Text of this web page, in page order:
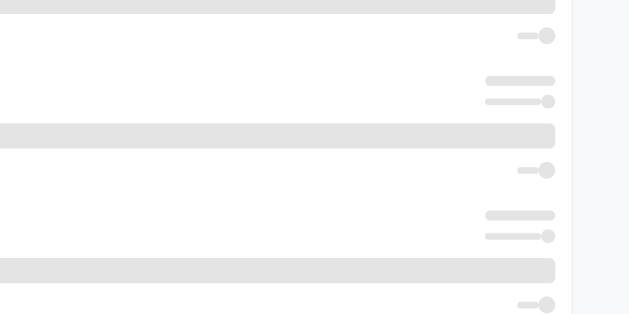
بررسی پاسخنامه‌های کتاب فیزیک یازدهم تجربی سیر تا پیاز گاج
و می‌توانند تمام ابهامات دانش‌آموزان را برطرف سازند.
خرید کتاب فیزیک (۲) تجربی سیر تا پیاز گاج، به تمام دانش‌آموزان پایهٔ یازدهمرشتهٔتجربیپیشنهاد می‌شود.
یازدهم تجربی، بررسی انواع سؤالات چهار گزینه‌ای، ارائهٔ سؤالات مختلف تشریحی و پاسخنامه‌های قانع‌کننده